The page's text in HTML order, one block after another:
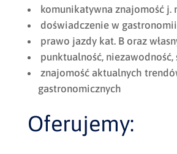
komunikatywna znajomość j.
doświadczenie w gastronomii
prawo jazdy kat. B oraz
punktualność, niezawodność,
znajomość aktualnych
gastronomicznych
Oferujemy: